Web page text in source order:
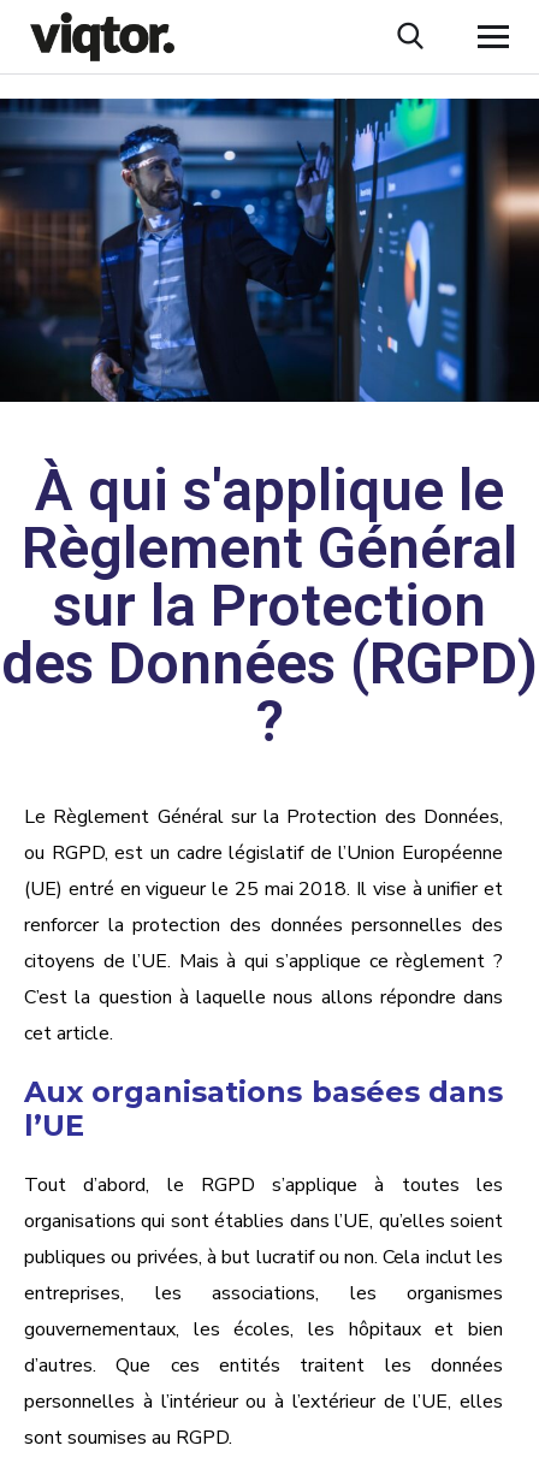
À qui s'applique le
Règlement Général
sur la Protection
des Données (RGPD)
?
Le Règlement Général sur la Protection des Données,
ou RGPD, est un cadre législatif de l’Union Européenne
(UE) entré en vigueur le 25 mai 2018. Il vise à unifier et
renforcer la protection des données personnelles des
citoyens de l’UE. Mais à qui s’applique ce règlement ?
C’est la question à laquelle nous allons répondre dans
cet article.
Aux organisations basées dans
l’UE
Tout d’abord, le RGPD s’applique à toutes les
organisations qui sont établies dans l’UE, qu’elles soient
publiques ou privées, à but lucratif ou non. Cela inclut les
entreprises, les associations, les organismes
gouvernementaux, les écoles, les hôpitaux et bien
d’autres. Que ces entités traitent les données
personnelles à l’intérieur ou à l’extérieur de l’UE, elles
sont soumises au RGPD.